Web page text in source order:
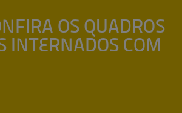
OS QUADROS
INTERNADOS COM